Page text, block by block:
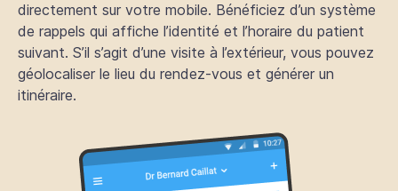
directement sur votre mobile. Bénéficiez d’un système
de rappels qui affiche l’identité et l’horaire du patient
suivant. S’il s’agit d’une visite à l’extérieur, vous pouvez
géolocaliser le lieu du rendez-vous et générer un
itinéraire.